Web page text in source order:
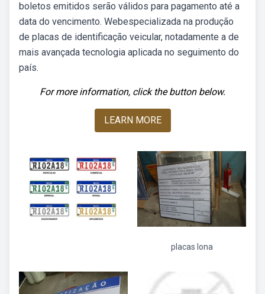
boletos emitidos serão válidos para pagamento até a
data do vencimento. Webespecializada na produção
de placas de identificação veicular, notadamente a de
mais avançada tecnologia aplicada no seguimento do
país.
For more information, click the button below.
LEARN MORE
placas lona